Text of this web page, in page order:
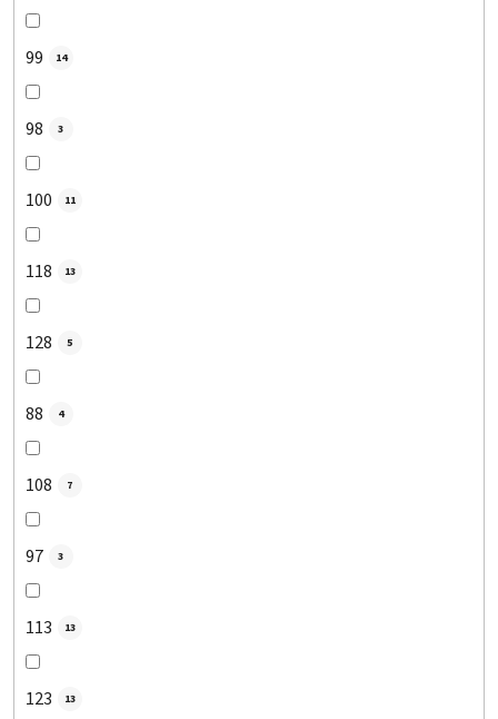
99 14
98 3
100 11
118 13
128 5
88 4
108 7
97 3
113 13
123 13